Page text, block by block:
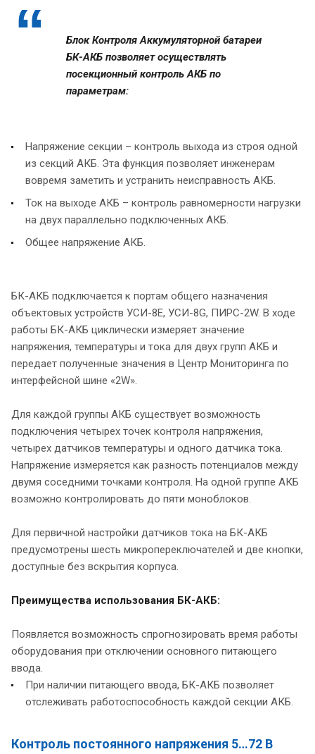
Блок Контроля Аккумуляторной батареи
БК-АКБ позволяет осуществлять
посекционный контроль АКБ по
параметрам:
Напряжение секции – контроль выхода из строя одной
из секций АКБ. Эта функция позволяет инженерам
вовремя заметить и устранить неисправность АКБ.
Ток на выходе АКБ – контроль равномерности нагрузки
на двух параллельно подключенных АКБ.
Общее напряжение АКБ.
БК-АКБ подключается к портам общего назначения
объектовых устройств УСИ-8Е, УСИ-8G, ПИРС-2W. В ходе
работы БК-АКБ циклически измеряет значение
напряжения, температуры и тока для двух групп АКБ и
передает полученные значения в Центр Мониторинга по
интерфейсной шине «2W».
Для каждой группы АКБ существует возможность
подключения четырех точек контроля напряжения,
четырех датчиков температуры и одного датчика тока.
Напряжение измеряется как разность потенциалов между
двумя соседними точками контроля. На одной группе АКБ
возможно контролировать до пяти моноблоков.
Для первичной настройки датчиков тока на БК-АКБ
предусмотрены шесть микропереключателей и две кнопки,
доступные без вскрытия корпуса.
Преимущества использования БК-АКБ:
Появляется возможность спрогнозировать время работы
оборудования при отключении основного питающего
ввода.
При наличии питающего ввода, БК-АКБ позволяет
отслеживать работоспособность каждой секции АКБ.
Контроль постоянного напряжения 5…72 В